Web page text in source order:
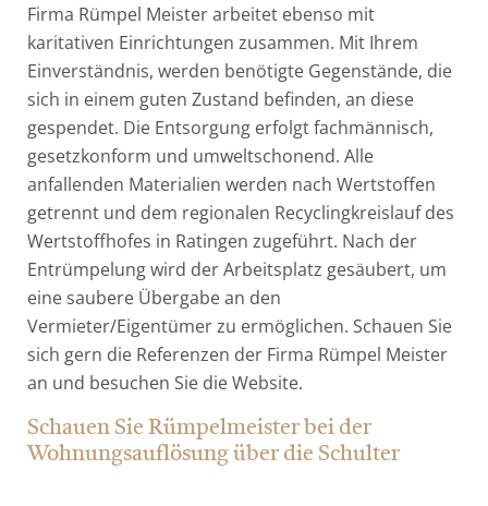
Firma Rümpel Meister arbeitet ebenso mit
karitativen Einrichtungen zusammen. Mit Ihrem
Einverständnis, werden benötigte Gegenstände, die
sich in einem guten Zustand befinden, an diese
gespendet. Die Entsorgung erfolgt fachmännisch,
gesetzkonform und umweltschonend. Alle
anfallenden Materialien werden nach Wertstoffen
getrennt und dem regionalen Recyclingkreislauf des
Wertstoffhofes in Ratingen zugeführt. Nach der
Entrümpelung wird der Arbeitsplatz gesäubert, um
eine saubere Übergabe an den
Vermieter/Eigentümer zu ermöglichen. Schauen Sie
sich gern die Referenzen der Firma Rümpel Meister
an und besuchen Sie die Website.
Schauen Sie Rümpelmeister bei der
Wohnungsauflösung über die Schulter